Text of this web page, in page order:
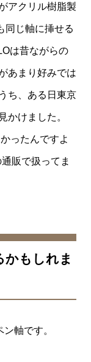
アクリル樹脂製
同じ軸に挿せる
は昔ながらの
あまり好みでは
ち、ある日東京
かけました。
ったんですよ
販で扱ってま
もしれま
軸です。